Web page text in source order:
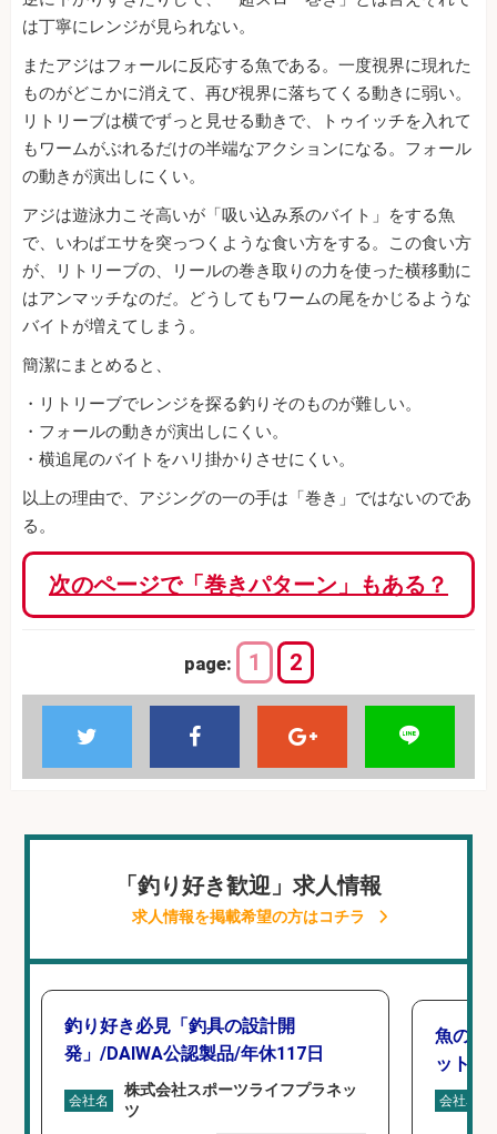
は丁寧にレンジが見られない。
またアジはフォールに反応する魚である。一度視界に現れた
ものがどこかに消えて、再び視界に落ちてくる動きに弱い。
リトリーブは横でずっと見せる動きで、トゥイッチを入れて
もワームがぶれるだけの半端なアクションになる。フォール
の動きが演出しにくい。
アジは遊泳力こそ高いが「吸い込み系のバイト」をする魚
で、いわばエサを突っつくような食い方をする。この食い方
が、リトリーブの、リールの巻き取りの力を使った横移動に
はアンマッチなのだ。どうしてもワームの尾をかじるような
バイトが増えてしまう。
簡潔にまとめると、
・リトリーブでレンジを探る釣りそのものが難しい。
・フォールの動きが演出しにくい。
・横追尾のバイトをハリ掛かりさせにくい。
以上の理由で、アジングの一の手は「巻き」ではないのであ
る。
次のページで「巻きパターン」もある？
page: 1 2
「釣り好き歓迎」求人情報
求人情報を掲載希望の方はコチラ
釣り好き必見「釣具の設計開
発」/DAIWA公認製品/年休117日
会社名
株式会社スポーツライフプラネッ
ツ
魚の「
ットを
会社名